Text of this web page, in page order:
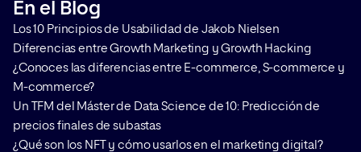
En el Blog
Los 10 Principios de Usabilidad de Jakob Nielsen
Diferencias entre Growth Marketing y Growth Hacking
¿Conoces las diferencias entre E-commerce, S-commerce y
M-commerce?
Un TFM del Máster de Data Science de 10: Predicción de
precios finales de subastas
¿Qué son los NFT y cómo usarlos en el marketing digital?